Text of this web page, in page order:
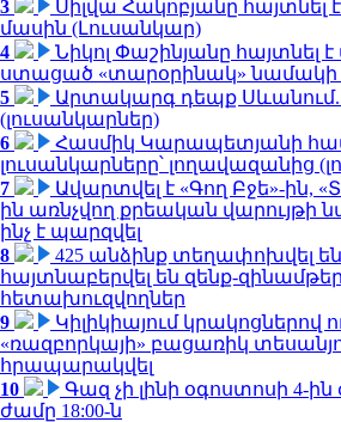
3
Սիլվա Հակոբյանը հայտնել
մասին (Լուսանկար)
4
Նիկոլ Փաշինյանը հայտնել
ստացած «տարօրինակ» նամակի
5
Արտակարգ դեպք
(լուսանկարներ)
6
Հասմիկ Կարապետյանի
լուսանկարները՝ լողավազանից
7
Ավարտվել է «Գող Բջե»-ին,
ին առնչվող քրեական վարույթի
ինչ է պարզվել
8
425 անձինք տեղափոխվել են
հայտնաբերվել են զենք-
հետախուզվողներ
9
Կիլիկիայում կրակոցներով
«ռազբորկայի» բացառիկ
հրապարակվել
10
Գազ չի լինի օգոստոսի 4-ին
ժամը 18:00-ն